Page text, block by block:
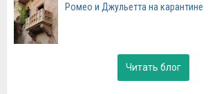
Ромео и Джульетта на карантине
Читать блог